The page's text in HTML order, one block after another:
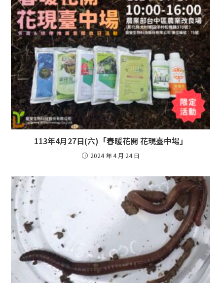
113年4月27日(六)「春暖花開 花現臺中場」
2024 年 4 月 24 日